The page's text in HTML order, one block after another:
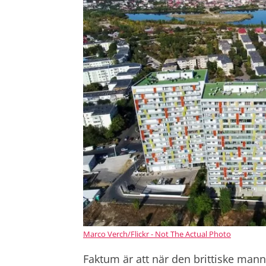
Marco Verch/Flickr - Not The Actual Photo
Faktum är att när den brittiske